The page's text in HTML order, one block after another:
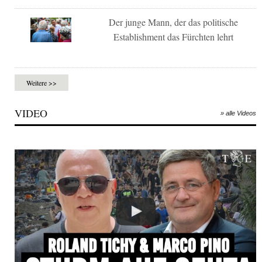
Der junge Mann, der das politische
Establishment das Fürchten lehrt
Weitere >>
VIDEO » alle Videos